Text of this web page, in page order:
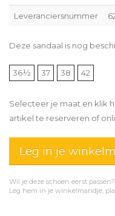
Leveranciersnummer
Deze sandaal is nog
36½ 37 38 42
Selecteer je maat en klik
artikel te reserveren of
Leg in je
Wil je deze schoen eerst passen?
Leg hem in je winkelmandje,